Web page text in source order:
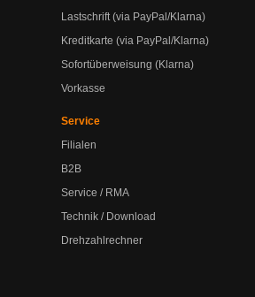
Lastschrift (via PayPal/Klarna)
Kreditkarte (via PayPal/Klarna)
Sofortüberweisung (Klarna)
Vorkasse
Service
Filialen
B2B
Service / RMA
Technik / Download
Drehzahlrechner